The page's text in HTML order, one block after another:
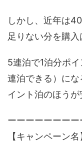
しかし、近年は
足りない分を購入
5連泊で1泊分ポ
連泊できる）に
イント泊のほうが
ーーーーーーー
【キャンペーン名